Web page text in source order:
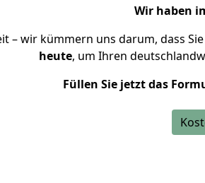
Wir haben
– wir kümmern uns darum, dass
heute, um Ihren
Füllen Sie jetzt das